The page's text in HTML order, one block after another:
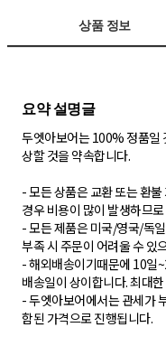
상품 정보
요약 설명글
두엣아보어는 100% 정품일
상할 것을 약속합니다.
- 모든 상품은 교환 또는 환
경우 비용이 많이 발생하므
- 모든 제품은 미국/영국/독
부족 시 주문이 어려울 수 있
- 해외배송이기때문에 10일
배송일이 상이합니다. 최대
- 두엣아보어에서는 관세가
함된 가격으로 진행됩니다.